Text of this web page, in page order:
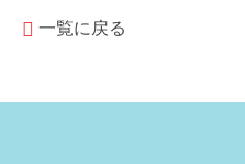
一覧に戻る